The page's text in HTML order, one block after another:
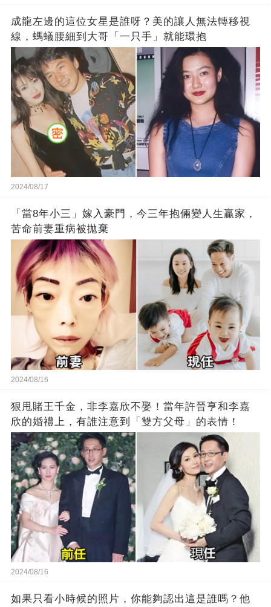
成龍左邊的這位女星是誰呀？美的讓人無法轉移視
線，螞蟻腰細到大哥「一只手」就能環抱
2024/08/17
「當8年小三」嫁入豪門，今三年抱倆變人生贏家，
苦命前妻重病被拋棄
2024/08/16
狠甩賭王千金，非李嘉欣不娶！當年許晉亨和李嘉
欣的婚禮上，有誰注意到「雙方父母」的表情！
2024/08/16
如果只看小時候的照片，你能夠認出這是誰嗎？他